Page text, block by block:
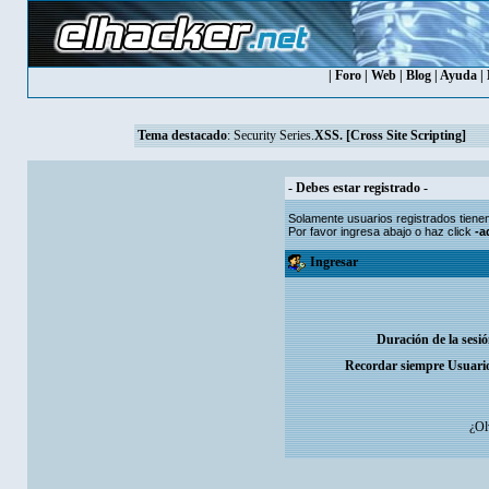
Foro Web Blog Ayuda
Tema destacado: Security Series.XSS. [Cross Site Scripting]
- Debes estar registrado -
Solamente usuariosregistrados
Por favor ingresa abajo o haz click-
Ingresar
Duración de la
Recordar siempre